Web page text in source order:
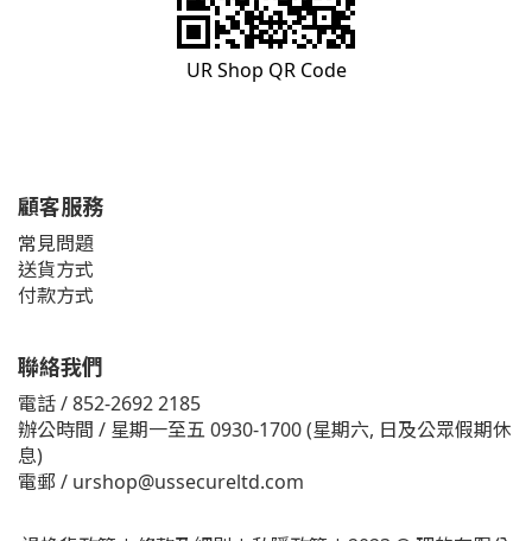
UR Shop QR Code
顧客服務
常見問題
送貨方式
付款方式
聯絡我們
電話 / 852-2692 2185
辦公時間 / 星期一至五 0930-1700 (星期六, 日及公眾假期休
息)
電郵 / urshop@ussecureltd.com